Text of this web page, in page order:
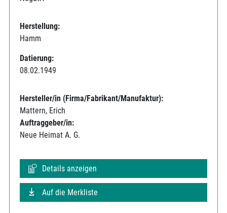
Herstellung:
Hamm
Datierung:
08.02.1949
Hersteller/in (Firma/Fabrikant/Manufaktur):
Mattern, Erich
Auftraggeber/in:
Neue Heimat A. G.
Details anzeigen
Auf die Merkliste